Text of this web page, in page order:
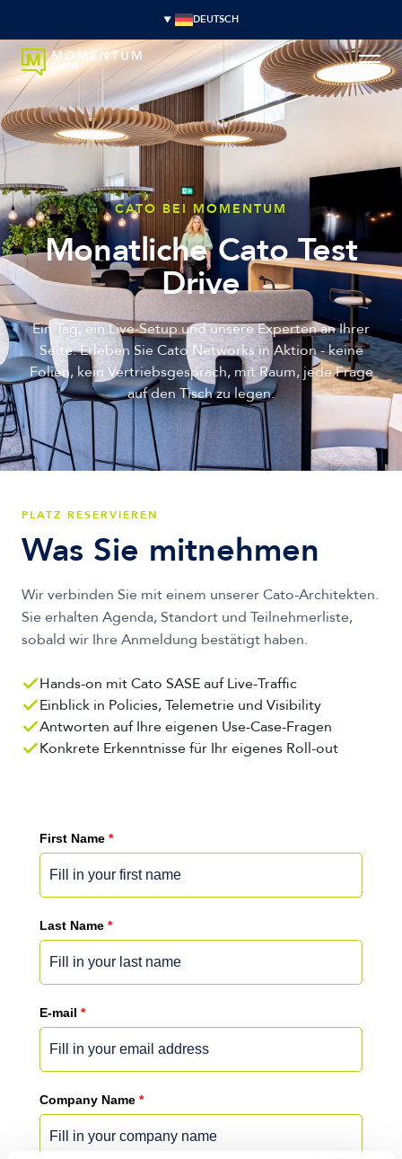
DEUTSCH
CATO BEI MOMENTUM
Monatliche Cato Test
Drive
Ein Tag, ein Live-Setup und unsere Experten an Ihrer
Seite. Erleben Sie Cato Networks in Aktion - keine
Folien, kein Vertriebsgespräch, mit Raum, jede Frage
auf den Tisch zu legen.
PLATZ RESERVIEREN
Was Sie mitnehmen
Wir verbinden Sie mit einem unserer Cato-Architekten.
Sie erhalten Agenda, Standort und Teilnehmerliste,
sobald wir Ihre Anmeldung bestätigt haben.
Hands-on mit Cato SASE auf Live-Traffic
Einblick in Policies, Telemetrie und Visibility
Antworten auf Ihre eigenen Use-Case-Fragen
Konkrete Erkenntnisse für Ihr eigenes Roll-out
First Name *
Last Name *
E-mail *
Company Name *